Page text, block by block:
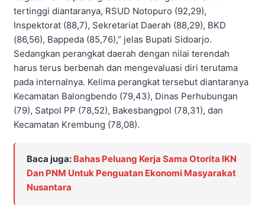
tertinggi diantaranya, RSUD Notopuro (92,29),
Inspektorat (88,7), Sekretariat Daerah (88,29), BKD
(86,56), Bappeda (85,76),” jelas Bupati Sidoarjo.
Sedangkan perangkat daerah dengan nilai terendah
harus terus berbenah dan mengevaluasi diri terutama
pada internalnya. Kelima perangkat tersebut diantaranya
Kecamatan Balongbendo (79,43), Dinas Perhubungan
(79), Satpol PP (78,52), Bakesbangpol (78,31), dan
Kecamatan Krembung (78,08).
Baca juga: Bahas Peluang Kerja Sama Otorita IKN
Dan PNM Untuk Penguatan Ekonomi Masyarakat
Nusantara